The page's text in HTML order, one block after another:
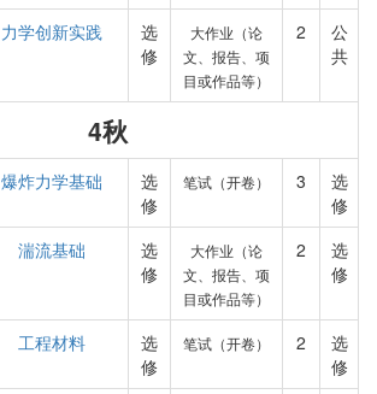
力学创新实践
选
修
大作业（论
文、报告、项
目或作品等）
2
公
共
4秋
爆炸力学基础
选
修
笔试（开卷） 3
选
修
湍流基础
选
修
大作业（论
文、报告、项
目或作品等）
2
选
修
工程材料
选
修
笔试（开卷） 2
选
修